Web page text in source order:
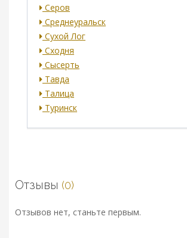
Серов
Среднеуральск
Сухой Лог
Сходня
Сысерть
Тавда
Талица
Туринск
Отзывы (0)
Отзывов нет, станьте первым.